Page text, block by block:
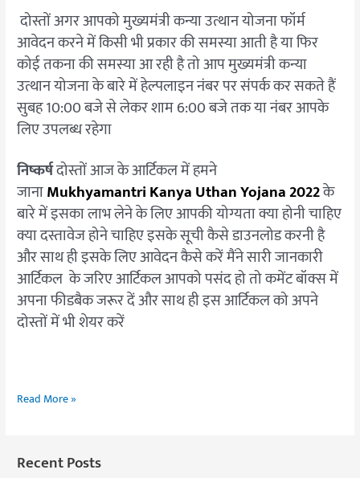
दोस्तों अगर आपको मुख्यमंत्री कन्या उत्थान योजना फॉर्म
आवेदन करने में किसी भी प्रकार की समस्या आती है या फिर
कोई तकना की समस्या आ रही है तो आप मुख्यमंत्री कन्या
उत्थान योजना के बारे में हेल्पलाइन नंबर पर संपर्क कर सकते हैं
सुबह 10:00 बजे से लेकर शाम 6:00 बजे तक या नंबर आपके
लिए उपलब्ध रहेगा
निष्कर्षदोस्तों आज के आर्टिकल में हमने
जानाMukhyamantri Kanya Uthan Yojana 2022के
बारे में इसका लाभ लेने के लिए आपकी योग्यता क्या होनी चाहिए
क्या दस्तावेज होने चाहिए इसके सूची कैसे डाउनलोड करनी है
और साथ ही इसके लिए आवेदन कैसे करें मैंने सारी जानकारी
आर्टिकल के जरिए आर्टिकल आपको पसंद हो तो कमेंट बॉक्स में
अपना फीडबैक जरूर दें और साथ ही इस आर्टिकल को अपने
दोस्तों में भी शेयर करें
Read More »
Recent Posts